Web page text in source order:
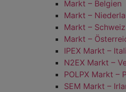
Markt – Belgien
Markt –
Markt – Schweiz
Markt –
IPEX Markt –
N2EX Markt –
POLPX Markt –
SEM Markt –